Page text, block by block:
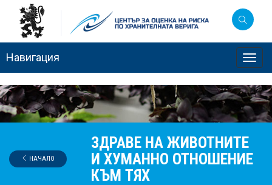
Навигация
ЗДРАВЕ НА ЖИВОТНИТЕ
И ХУМАННО ОТНОШЕНИЕ
КЪМ ТЯХ
НАЧАЛО